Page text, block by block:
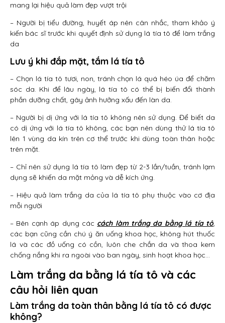
mang lại hiệu quả làm đẹp vượt trội
– Người bị tiểu đường, huyết áp nên cân nhắc, tham khảo ý
kiến bác sĩ trước khi quyết định sử dụng lá tía tô để làm trắng
da
Lưu ý khi đắp mặt, tắm lá tía tô
– Chọn lá tía tô tươi, non, tránh chọn lá quá héo úa để chăm
sóc da. Khi để lâu ngày, lá tía tô có thể bị biến đổi thành
phần dưỡng chất, gây ảnh hưởng xấu đến làn da.
– Người bị dị ứng với lá tía tô không nên sử dụng. Để biết da
có dị ứng với lá tía tô không, các bạn nên dùng thử lá tía tô
lên 1 vùng da kín trên cơ thể trước khi dùng toàn thân hoặc
trên mặt.
– Chỉ nên sử dụng lá tía tô làm đẹp từ 2-3 lần/tuần, tránh lạm
dụng sẽ khiến da mặt mỏng và dễ kích ứng.
– Hiệu quả làm trắng da của lá tía tô phụ thuộc vào cơ địa
mỗi người
– Bên cạnh áp dụng các cách làm trắng da bằng lá tía tô,
các bạn cũng cần chú ý ăn uống khoa học, không hút thuốc
lá và các đồ uống có cồn, luôn che chắn da và thoa kem
chống nắng khi ra ngoài vào ban ngày, sinh hoạt khoa học…
Làm trắng da bằng lá tía tô và các
câu hỏi liên quan
Làm trắng da toàn thân bằng lá tía tô có được
không?